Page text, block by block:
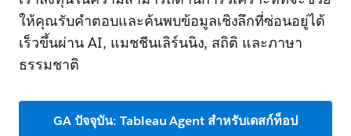
ให้คุณรับคำตอบและค้นพบข้อมูลเชิงลึกที่ซ่อนอยู่ได้
เร็วขึ้นผ่าน AI, แมชชีนเลิร์นนิง, สถิติ และภาษา
ธรรมชาติ
GA ปัจจุบัน: Tableau Agent สำหรับเดสก์ท็อป